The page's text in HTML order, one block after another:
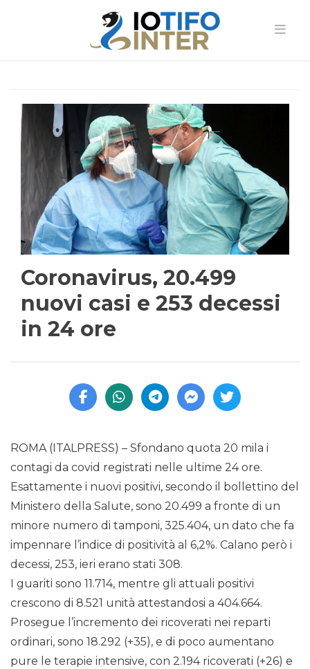
Coronavirus, 20.499
nuovi casi e 253 decessi
in 24 ore
ROMA (ITALPRESS) – Sfondano quota 20 mila i
contagi da covid registrati nelle ultime 24 ore.
Esattamente i nuovi positivi, secondo il bollettino del
Ministero della Salute, sono 20.499 a fronte di un
minore numero di tamponi, 325.404, un dato che fa
impennare l’indice di positività al 6,2%. Calano però i
decessi, 253, ieri erano stati 308.
I guariti sono 11.714, mentre gli attuali positivi
crescono di 8.521 unità attestandosi a 404.664.
Prosegue l’incremento dei ricoverati nei reparti
ordinari, sono 18.292 (+35), e di poco aumentano
pure le terapie intensive, con 2.194 ricoverati (+26) e